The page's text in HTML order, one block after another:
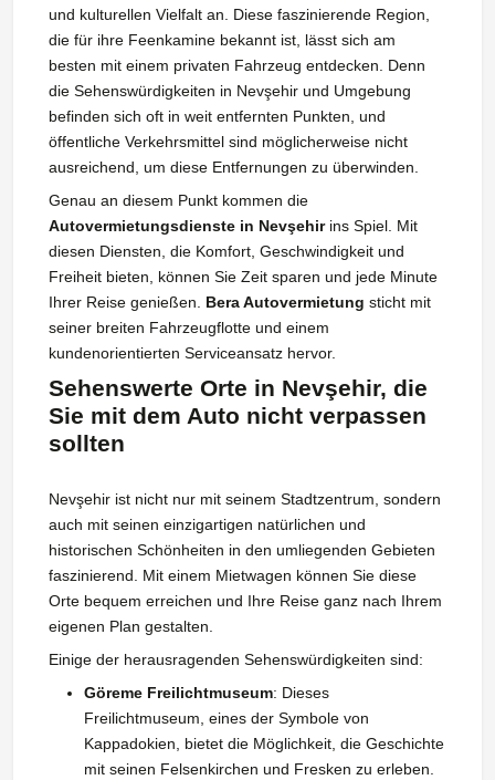
und kulturellen Vielfalt an. Diese faszinierende Region,
die für ihre Feenkamine bekannt ist, lässt sich am
besten mit einem privaten Fahrzeug entdecken. Denn
die Sehenswürdigkeiten in Nevşehir und Umgebung
befinden sich oft in weit entfernten Punkten, und
öffentliche Verkehrsmittel sind möglicherweise nicht
ausreichend, um diese Entfernungen zu überwinden.
Genau an diesem Punkt kommen die
Autovermietungsdienste in Nevşehirins Spiel. Mit
diesen Diensten, die Komfort, Geschwindigkeit und
Freiheit bieten, können Sie Zeit sparen und jede Minute
Ihrer Reise genießen. Bera Autovermietung sticht mit
seiner breiten Fahrzeugflotte und einem
kundenorientierten Serviceansatz hervor.
Sehenswerte Orte in Nevşehir, die
Sie mit dem Auto nicht verpassen
sollten
Nevşehir ist nicht nur mit seinem Stadtzentrum, sondern
auch mit seinen einzigartigen natürlichen und
historischen Schönheiten in den umliegenden Gebieten
faszinierend. Mit einem Mietwagen können Sie diese
Orte bequem erreichen und Ihre Reise ganz nach Ihrem
eigenen Plan gestalten.
Einige der herausragenden Sehenswürdigkeiten sind:
Göreme Freilichtmuseum: Dieses
Freilichtmuseum, eines der Symbole von
Kappadokien, bietet die Möglichkeit, die Geschichte
mit seinen Felsenkirchen und Fresken zu erleben.